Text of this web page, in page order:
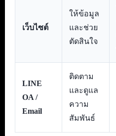
เว็บไซต์
ให้ข้อมูล
และช่วย
ตัดสินใจ
LINE
OA /
Email
ติดตาม
และดูแล
ความ
สัมพันธ์